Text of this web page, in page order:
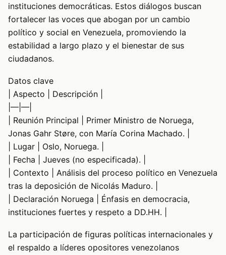
instituciones democráticas. Estos diálogos buscan
fortalecer las voces que abogan por un cambio
político y social en Venezuela, promoviendo la
estabilidad a largo plazo y el bienestar de sus
ciudadanos.
Datos clave
| Aspecto | Descripción |
|—|—|
| Reunión Principal | Primer Ministro de Noruega,
Jonas Gahr Støre, con María Corina Machado. |
| Lugar | Oslo, Noruega. |
| Fecha | Jueves (no especificada). |
| Contexto | Análisis del proceso político en Venezuela
tras la deposición de Nicolás Maduro. |
| Declaración Noruega | Énfasis en democracia,
instituciones fuertes y respeto a DD.HH. |
La participación de figuras políticas internacionales y
el respaldo a líderes opositores venezolanos